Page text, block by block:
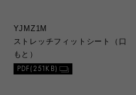
YJMZ1M
ストレッチフィットシート（口
もと）
PDF(251KB)